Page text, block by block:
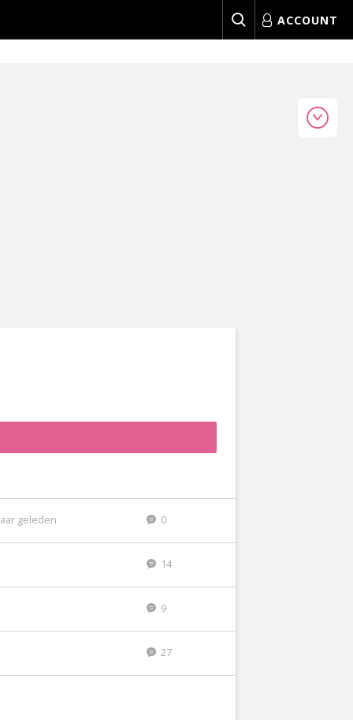
ACCOUNT
geleden 0
14
9
27